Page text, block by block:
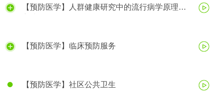
【预防医学】人群健康研究中的流行病学原理与
【预防医学】临床预防服务
【预防医学】社区公共卫生